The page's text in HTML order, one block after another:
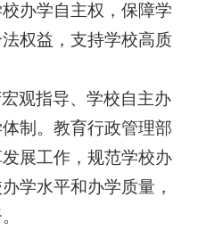
办学自主权，保障学
权益，支持学校高质
观指导、学校自主办
制。教育行政管理部
展工作，规范学校办
学水平和办学质量，